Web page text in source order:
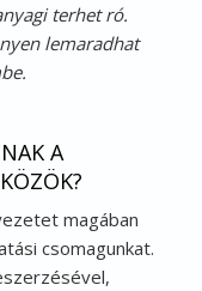
terhet ró.
lemaradhat
A
magában
csomagunkat.